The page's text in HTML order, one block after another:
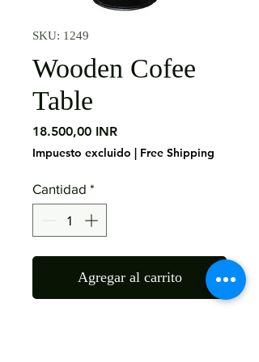
SKU: 1249
Wooden Cofee
Table
18.500,00 INRPrecio
Impuesto excluido | Free Shipping
Cantidad *
Agregar al carrito